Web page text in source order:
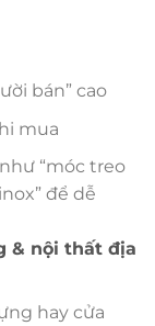
bán” cao
mua
“móc treo
để dễ
& nội thất địa
hay cửa